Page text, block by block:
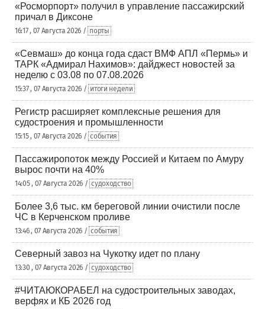
«Росморпорт» получил в управление пассажирский
причал в Диксоне
16:17 , 07 Августа 2026 / порты
«Севмаш» до конца года сдаст ВМФ АПЛ «Пермь» и
ТАРК «Адмирал Нахимов»: дайджест новостей за
неделю с 03.08 по 07.08.2026
15:37 , 07 Августа 2026 / итоги недели
Регистр расширяет комплексные решения для
судостроения и промышленности
15:15 , 07 Августа 2026 / события
Пассажиропоток между Россией и Китаем по Амуру
вырос почти на 40%
14:05 , 07 Августа 2026 / судоходство
Более 3,6 тыс. км береговой линии очистили после
ЧС в Керченском проливе
13:46 , 07 Августа 2026 / события
Северный завоз на Чукотку идет по плану
13:30 , 07 Августа 2026 / судоходство
#ЧИТАЮКОРАБЕЛ на судостроительных заводах,
верфях и КБ 2026 год